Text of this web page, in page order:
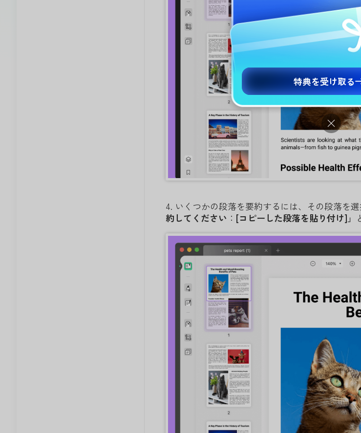
4. いくつかの段落を要約するには、その段落を
約してください ： [コピーした段落を貼り付け]」
特典を受け取る